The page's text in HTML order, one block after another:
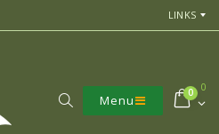
LINKS
Menu
0
0